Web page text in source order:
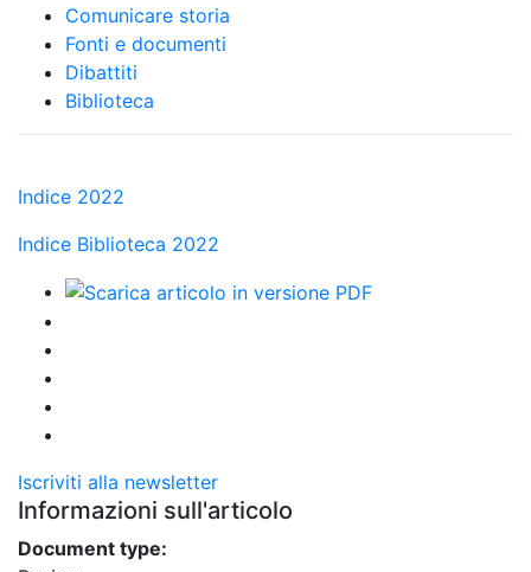
Comunicare storia
Fonti e documenti
Dibattiti
Biblioteca
Indice 2022
Indice Biblioteca 2022
Iscriviti alla newsletter
Informazioni sull'articolo
Document type: